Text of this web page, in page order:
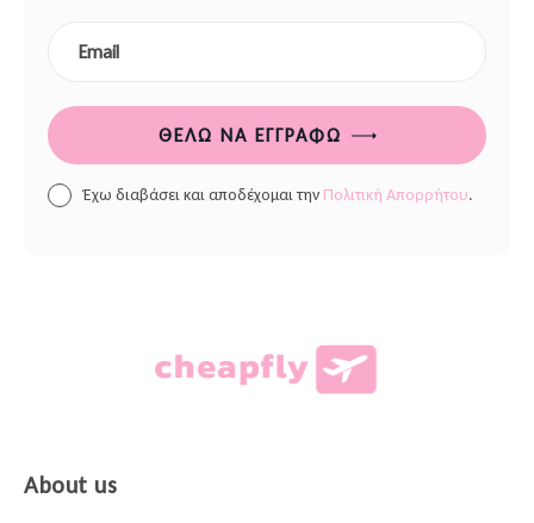
ΘΈΛΩ ΝΑ ΕΓΓΡΑΦΏ
Έχω διαβάσει και αποδέχομαι την Πολιτική Απορρήτου.
About us